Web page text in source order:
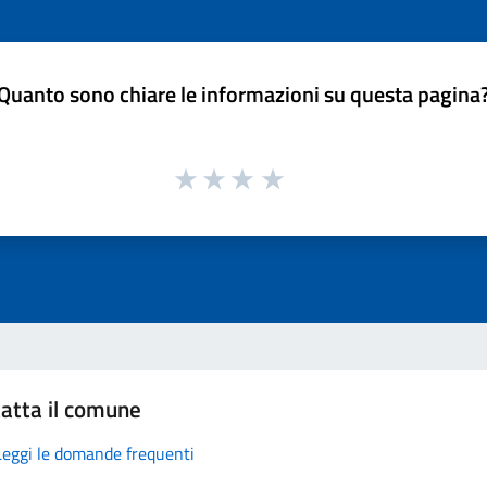
sono chiare le informazioni su questa
il comune
le domande frequenti